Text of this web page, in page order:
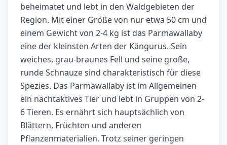
beheimatet und lebt in den Waldgebieten der
Region. Mit einer Größe von nur etwa 50 cm und
einem Gewicht von 2-4 kg ist das Parmawallaby
eine der kleinsten Arten der Kängurus. Sein
weiches, grau-braunes Fell und seine große,
runde Schnauze sind charakteristisch für diese
Spezies. Das Parmawallaby ist im Allgemeinen
ein nachtaktives Tier und lebt in Gruppen von 2-
6 Tieren. Es ernährt sich hauptsächlich von
Blättern, Früchten und anderen
Pflanzenmaterialien. Trotz seiner geringen